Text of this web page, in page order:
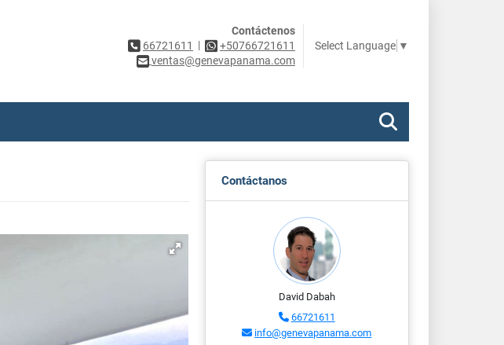
Contáctenos
66721611
|
+50766721611
ventas@genevapanama.com
Select Language ▼
Contáctanos
David Dabah
66721611
info@genevapanama.com